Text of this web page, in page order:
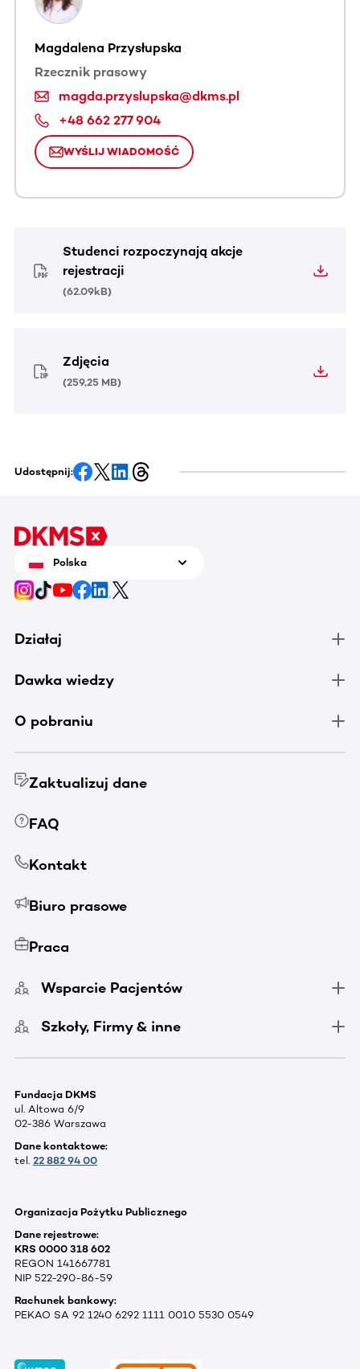
Magdalena Przysłupska
Rzecznik prasowy
magda.przyslupska@dkms.pl
+48 662 277 904
WYŚLIJ WIADOMOŚĆ
Studenci rozpoczynają akcje
rejestracji
(62.09kB)
Zdjęcia
(259,25 MB)
Udostępnij:
Polska
Działaj
Dawka wiedzy
O pobraniu
Zaktualizuj dane
FAQ
Kontakt
Biuro prasowe
Praca
Wsparcie Pacjentów
Szkoły, Firmy & inne
Fundacja DKMS
ul. Altowa 6/9
02-386 Warszawa
Dane kontaktowe:
tel. 22 882 94 00
Organizacja Pożytku Publicznego
Dane rejestrowe:
KRS 0000 318 602
REGON 141667781
NIP 522-290-86-59
Rachunek bankowy:
PEKAO SA 92 1240 6292 1111 0010 5530 0549